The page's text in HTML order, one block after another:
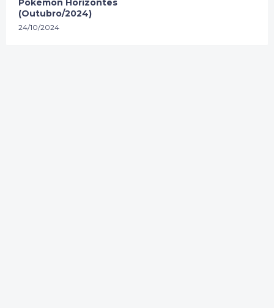
Pokémon Horizontes
(Outubro/2024)
24/10/2024